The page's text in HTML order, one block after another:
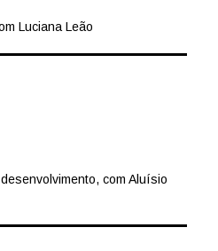
Luciana Leão
com Aluísio